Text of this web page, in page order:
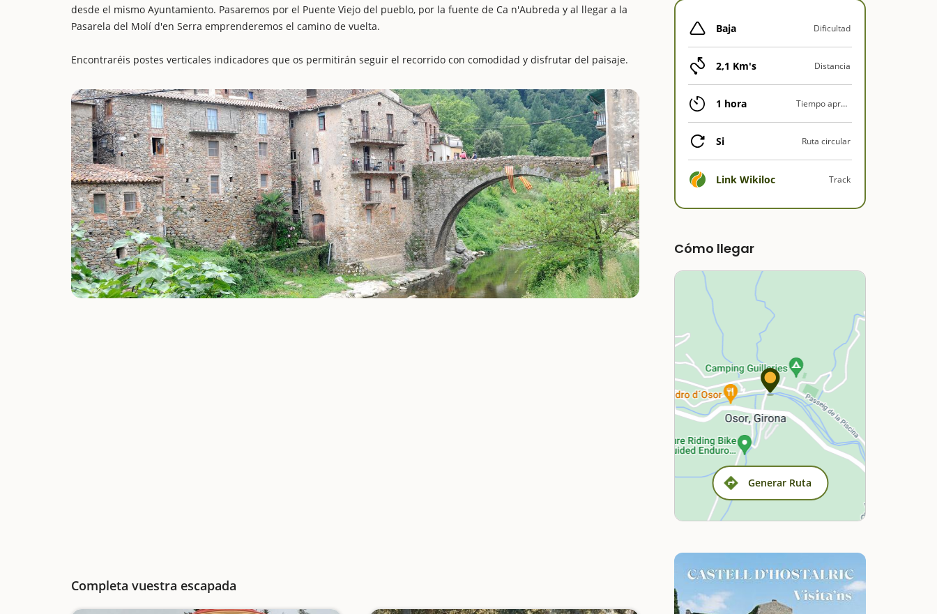
desde el mismo Ayuntamiento. Pasaremos por el Puente Viejo del pueblo, por la fuente de Ca n'Aubreda y al llegar a la
Pasarela del Molí d'en Serra emprenderemos el camino de vuelta.
Encontraréis postes verticales indicadores que os permitirán seguir el recorrido con comodidad y disfrutar del paisaje.
Completa vuestra escapada
Baja Dificultad
2,1 Km's Distancia
1 hora Tiempo aprox.
Si Ruta circular
Link Wikiloc Track
Cómo llegar
Generar Ruta